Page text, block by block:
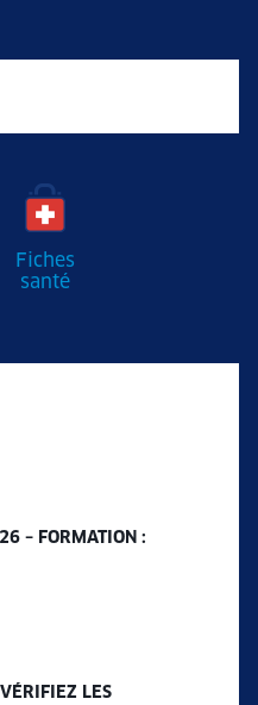
Fiches
santé
– FORMATION :
VÉRIFIEZ LES